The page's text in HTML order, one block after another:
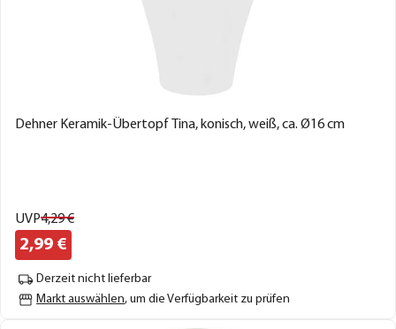
Dehner Keramik-Übertopf Tina, konisch, weiß, ca. Ø16 cm
UVP4,29€
2,99 €
Derzeit nicht lieferbar
Markt auswählen, um die Verfügbarkeit zu prüfen